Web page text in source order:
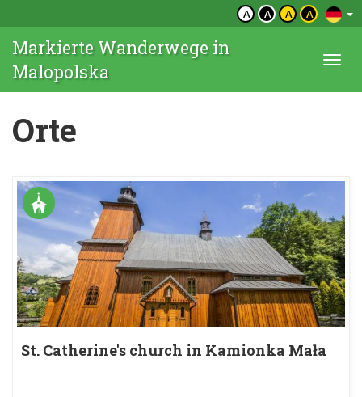
A A A A
Markierte Wanderwege in
Malopolska
Orte
St. Catherine's church in Kamionka Mała